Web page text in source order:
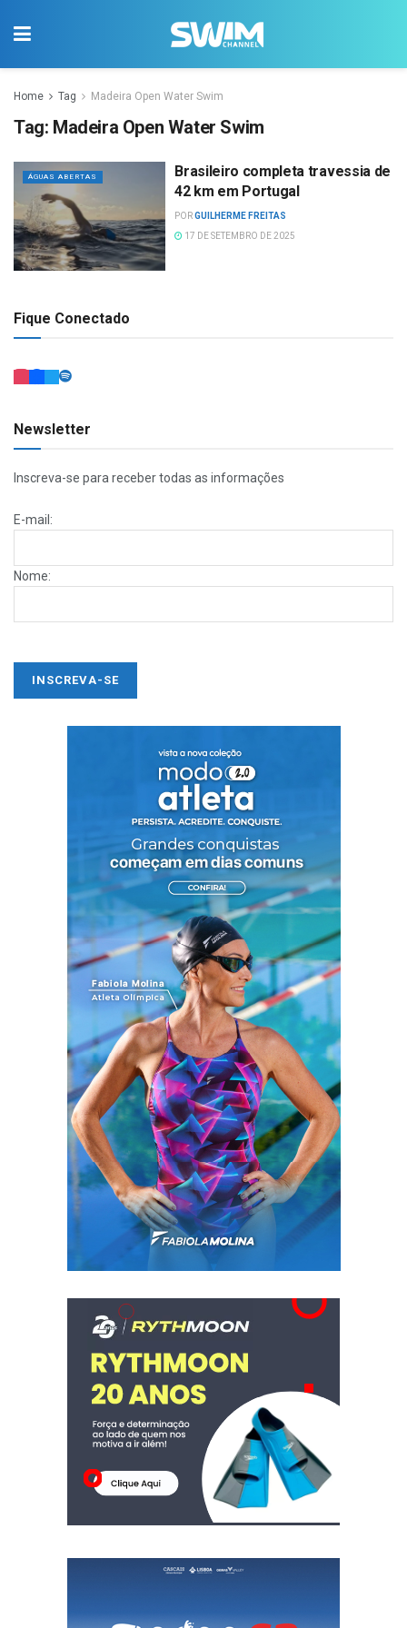
Home Tag Madeira Open Water Swim
Tag: Madeira Open Water Swim
ÁGUAS ABERTAS
Brasileiro completa travessia de
42 km em Portugal
PORGUILHERME FREITAS
17 DE SETEMBRO DE 2025
Fique Conectado
Newsletter
Inscreva-se para receber todas as informações
E-mail:
Nome: